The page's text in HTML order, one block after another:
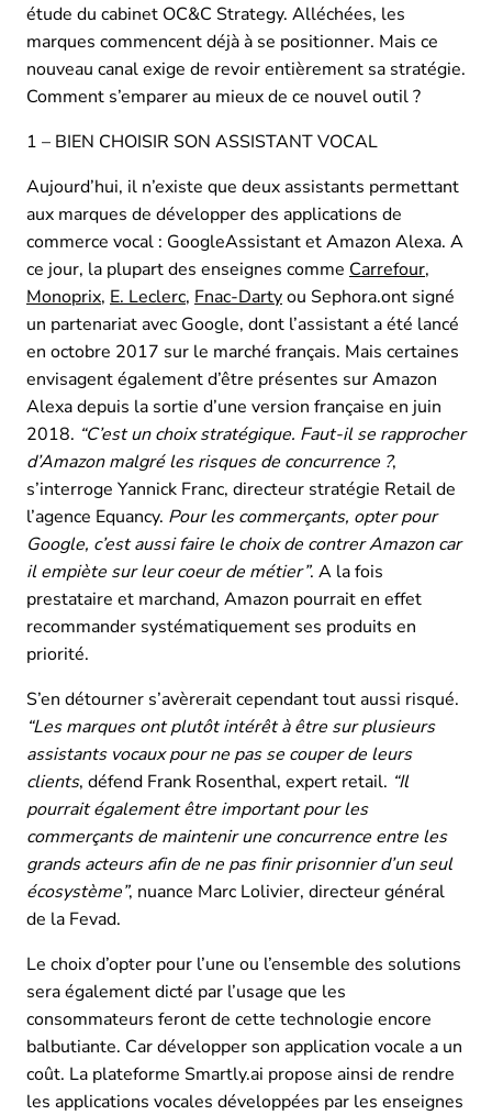
étude du cabinet OC&C Strategy. Alléchées, les
marques commencent déjà à se positionner. Mais ce
nouveau canal exige de revoir entièrement sa stratégie.
Comment s’emparer au mieux de ce nouvel outil ?
1 – BIEN CHOISIR SON ASSISTANT VOCAL
Aujourd’hui, il n’existe que deux assistants permettant
aux marques de développer des applications de
commerce vocal : GoogleAssistant et Amazon Alexa. A
ce jour, la plupart des enseignes comme Carrefour,
Monoprix, E. Leclerc, Fnac-Dartyou Sephora.ont signé
un partenariat avec Google, dont l’assistant a été lancé
en octobre 2017 sur le marché français. Mais certaines
envisagent également d’être présentes sur Amazon
Alexa depuis la sortie d’une version française en juin
2018. “C’est un choix stratégique. Faut-il se rapprocher
d’Amazon malgré les risques de concurrence ?,
s’interroge Yannick Franc, directeur stratégie Retail de
l’agence Equancy. Pour les commerçants, opter pour
Google, c’est aussi faire le choix de contrer Amazon car
il empiète sur leur coeur de métier”. A la fois
prestataire et marchand, Amazon pourrait en effet
recommander systématiquement ses produits en
priorité.
S’en détourner s’avèrerait cependant tout aussi risqué.
“Les marques ont plutôt intérêt à être sur plusieurs
assistants vocaux pour ne pas se couper de leurs
clients, défend Frank Rosenthal, expert retail. “Il
pourrait également être important pour les
commerçants de maintenir une concurrence entre les
grands acteurs afin de ne pas finir prisonnier d’un seul
écosystème”, nuance Marc Lolivier, directeur général
de la Fevad.
Le choix d’opter pour l’une ou l’ensemble des solutions
sera également dicté par l’usage que les
consommateurs feront de cette technologie encore
balbutiante. Car développer son application vocale a un
coût. La plateforme Smartly.ai propose ainsi de rendre
les applications vocales développées par les enseignes